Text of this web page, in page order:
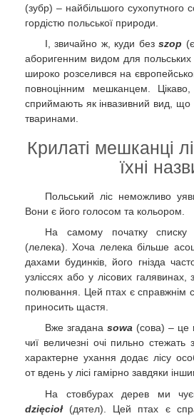
(зубр) – найбільшого сухопутного
гордістю польської природи.
І, звичайно ж, куди безszop
аборигенним видом для польських
широко розселився на
повноцінним мешканцем.
сприймають як інвазивний вид, що
тваринами.
Крилаті мешканці
їхні
Польський ліс неможливо
Вони є його голосом та кольором.
На самому початку
(лелека). Хоча лелека більше
дахами будинків, його гнізда
узліссях або у лісових галявинах,
полювання. Цей птах є
приносить щастя.
Вже згадана sowa (сова) – це
чиї величезні очі пильно стежать
характерне ухання додає лісу
от вдень у лісі гамірно завдяки
На стовбурах дерев ми
dzięcioł(дятел). Цей птах є